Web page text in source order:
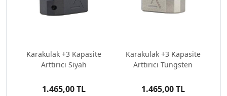
Karakulak +3 Kapasite
Arttırıcı Siyah
1.465,00 TL
Karakulak +3 Kapasite
Arttırıcı Tungsten
1.465,00 TL